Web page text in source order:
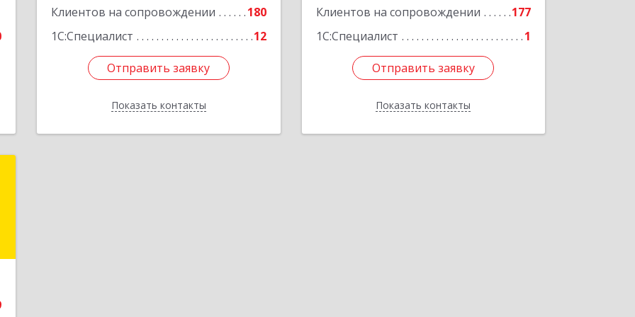
Клиентов на сопровождении
180
1С:Специалист
12
Отправить заявку
Показать контакты
Отправить заявку
Назад
Клиентов на сопровождении
177
1С:Специалист
1
Отправить заявку
Показать контакты
Отправить заявку
Назад